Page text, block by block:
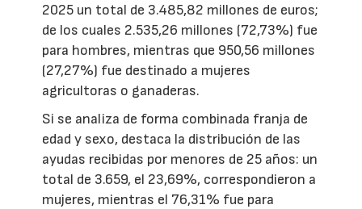
2025 un total de 3.485,82 millones de euros;
de los cuales 2.535,26 millones (72,73%) fue
para hombres, mientras que 950,56 millones
(27,27%) fue destinado a mujeres
agricultoras o ganaderas.
Si se analiza de forma combinada franja de
edad y sexo, destaca la distribución de las
ayudas recibidas por menores de 25 años: un
total de 3.659, el 23,69%, correspondieron a
mujeres, mientras el 76,31% fue para